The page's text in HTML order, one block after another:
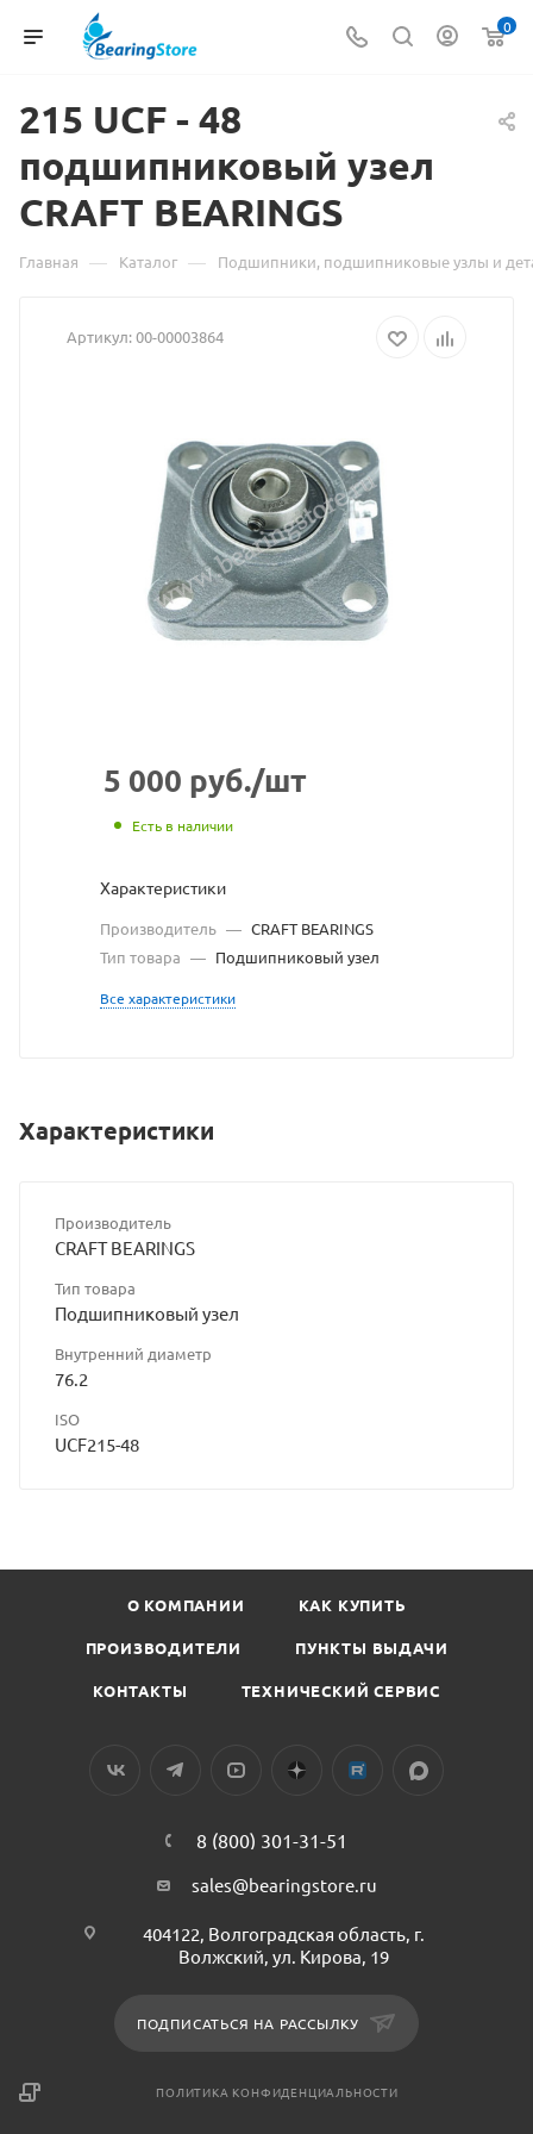
0
215 UCF - Материал
о
товаре
215
-
подшипниковый
узел
CRAFT
BEARINGS
взят
https://
по
ссылке
разрешения
владельца
сайта
48
подшипниковый узел
CRAFT BEARINGS
Главная — Каталог — Подшипники, подшипниковые узлы и
Артикул:00-00003864
5 000 руб./шт
Есть в наличии
Характеристики
Производитель — CRAFT BEARINGS
Тип товара — Подшипниковый узел
Все характеристики
Характеристики
Производитель
CRAFT BEARINGS
Тип товара
Подшипниковый узел
Внутренний диаметр
76.2
ISO
UCF215-48
О КОМПАНИИ КАК КУПИТЬ
ПРОИЗВОДИТЕЛИ ПУНКТЫ ВЫДАЧИ
КОНТАКТЫ ТЕХНИЧЕСКИЙ СЕРВИС
8 (800) 301-31-51
sales@bearingstore.ru
404122, Волгоградская область, г.
Волжский, ул. Кирова, 19
ПОДПИСАТЬСЯ НА РАССЫЛКУ
ПОЛИТИКА КОНФИДЕНЦИАЛЬНОСТИ